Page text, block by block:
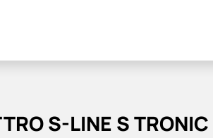
S-LINE S TRONIC